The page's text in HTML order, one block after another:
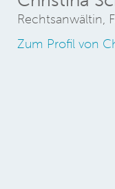
Rechtsanwältin,
Zum Profil von